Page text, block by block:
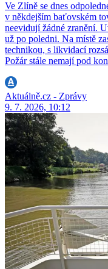
Ve Zlíně se dnes
v někdejším baťovském
neevidují žádné zranění.
už po poledni. Na místě
technikou, s likvidací
Požár stále nemají pod
Aktuálně.cz - Zprávy
9. 7. 2026, 10:12